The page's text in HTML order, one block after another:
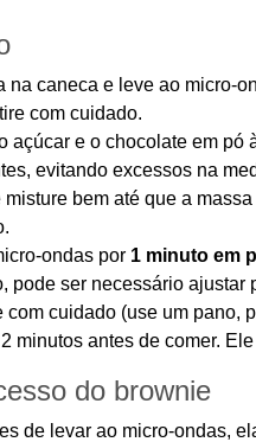
na caneca e leve ao micro-
com cuidado.
açúcar e o chocolate em pó
evitando excessos na
bem até que a
ondas por 1 minuto em
pode ser necessário
com cuidado (use um pano,
minutos antes de comer.
do brownie
de levar ao micro-ondas,